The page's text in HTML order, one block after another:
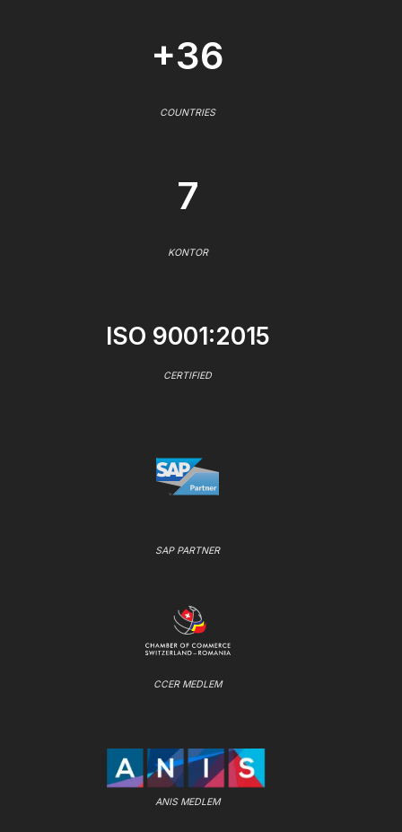
+36
COUNTRIES
7
KONTOR
ISO 9001:2015
CERTIFIED
SAP PARTNER
CCER MEDLEM
ANIS MEDLEM